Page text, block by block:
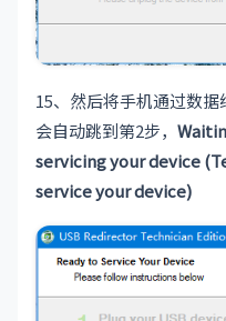
15、然后将手机通过数
会自动跳到第2步，
servicing your device
service your device)